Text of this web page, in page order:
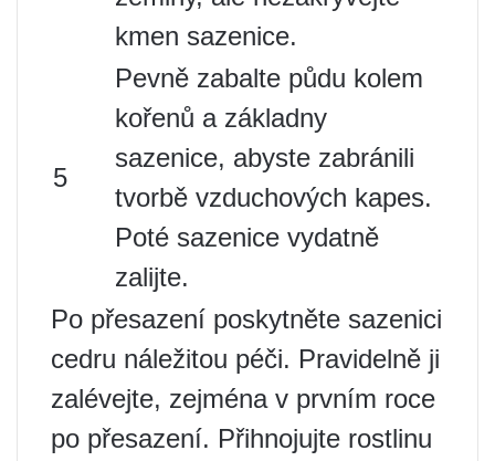
kmen sazenice.
5
Pevně ​​zabalte půdu kolem
kořenů a základny
sazenice, abyste zabránili
tvorbě vzduchových kapes.
Poté sazenice vydatně
zalijte.
Po přesazení poskytněte sazenici
cedru náležitou péči. Pravidelně ji
zalévejte, zejména v prvním roce
po přesazení. Přihnojujte rostlinu